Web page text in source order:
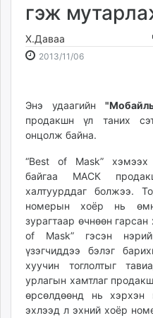
Gogo.mn
news.mn
zindaa.mn
ikon.mn
mnb.mn
Eguur.mn
24tsag.mn
shuud.mn
eagle.mn
ergelt.mn
zarig.mn
today.mn
zuv.mn
mminfo.mn
гэж
Х.Даваа
2013/11/062013-
18:15:42
2026-
01:12:22
Энэ удаагийн
продакшн үл таних
онцолж байна.
“Best of Mask” хэмээх
байгаа МАСК
халтуурддаг болжээ.
номерын хоёр нь
зурагтаар өчнөөн гарсан
of Mask” гэсэн
үзэгчиддээ бэлэг
хуучин тоглолтыг
урлагын хамтлаг
өрсөлдөөнд нь хэрхэн
эхлээд л эхний хоёр